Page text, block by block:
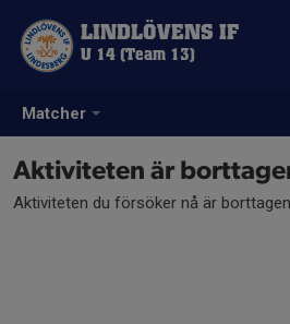
Matcher
LINDLÖVENS IF
U 14 (Team 13)
Aktiviteten är
Aktiviteten du försöker nå är